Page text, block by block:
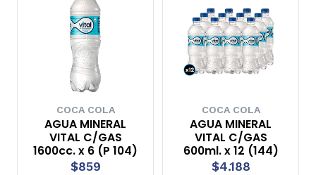
COCA COLA
AGUA MINERAL
VITAL C/GAS
1600cc. x 6 (P 104)
$859
COCA COLA
AGUA MINERAL
VITAL C/GAS
600ml. x 12 (144)
$4.188